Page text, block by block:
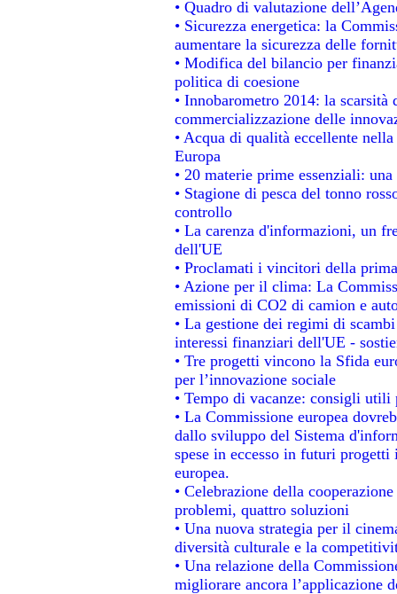
• Quadro di valutazione
• Sicurezza energetica: la
aumentare la sicurezza delle
• Modifica del bilancio per
politica di coesione
• Innobarometro 2014: la
commercializzazione delle
• Acqua di qualità eccellente
Europa
• 20 materie prime essenziali:
• Stagione di pesca del tonno
controllo
• La carenza d'informazioni, un
dell'UE
• Proclamati i vincitori della
• Azione per il clima: La
emissioni di CO2 di camion e
• La gestione dei regimi di
interessi finanziari dell'UE -
• Tre progetti vincono la Sfida
per l’innovazione sociale
• Tempo di vacanze: consigli utili
• La Commissione europea
dallo sviluppo del Sistema
spese in eccesso in futuri
europea.
• Celebrazione della
problemi, quattro soluzioni
• Una nuova strategia per il
diversità culturale e la
• Una relazione della
migliorare ancora l’applicazione